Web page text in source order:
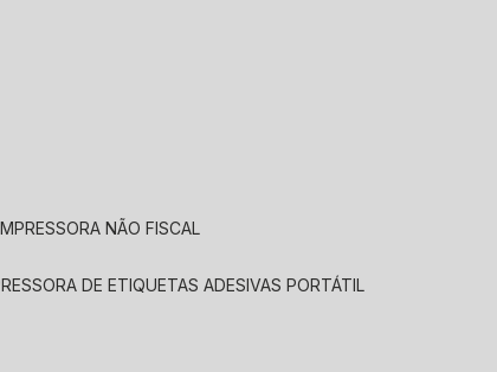
NÃO FISCAL
DE ETIQUETAS ADESIVAS PORTÁTIL